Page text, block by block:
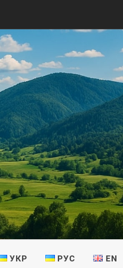
УКР РУС EN